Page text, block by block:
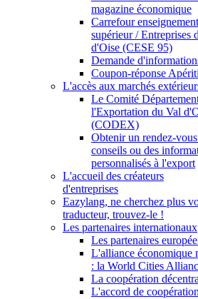
magazine économique
Carrefour enseignement
supérieur / Entreprises
d'Oise (CESE 95)
Demande
Coupon-réponse
L'accès aux marchés
Le Comité
l'Exportation du Val
(CODEX)
Obtenir un rendez-
conseils ou des
personnalisés à l'export
L'accueil des créateurs
d'entreprises
Eazylang, ne cherchez plus
traducteur, trouvez-le !
Les partenaires internationaux
Les partenaires
L'alliance économique
: la World Cities
La coopération
L'accord de